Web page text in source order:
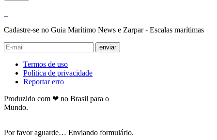
Cadastre-se no Guia Marítimo News e Zarpar - Escalas marítimas
enviar
Termos de uso
Política de privacidade
Reportar erro
Produzido com ❤ no Brasil para o
Mundo.
Por favor aguarde… Enviando formulário.